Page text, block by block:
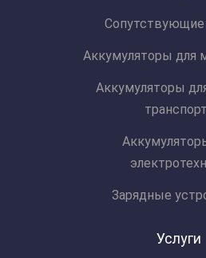
Аккумуляторы для
Аккумуляторы
Зарядные
Услуги